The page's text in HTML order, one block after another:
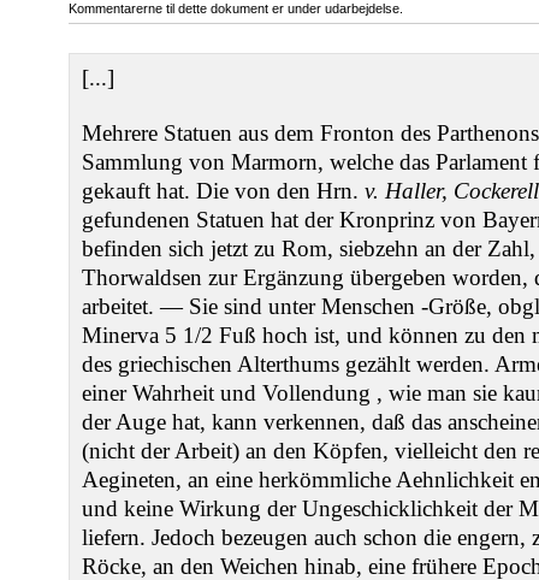
Kommentarerne til dette dokument er under udarbejdelse.
[...]
Mehrere Statuen aus dem Fronton des
Sammlung von Marmorn, welche das Parlament
gekauft hat. Die von den Hrn. v. Haller,
gefundenen Statuen hat der Kronprinz von
befinden sich jetzt zu Rom, siebzehn an der
Thorwaldsen zur Ergänzung übergeben worden,
arbeitet. — Sie sind unter Menschen -Größe,
Minerva 5 1/2 Fuß hoch ist, und können zu den
des griechischen Alterthums gezählt werden.
einer Wahrheit und Vollendung , wie man sie
der Auge hat, kann verkennen, daß das
(nicht der Arbeit) an den Köpfen, vielleicht den
Aegineten, an eine herkömmliche Aehnlichkeit
und keine Wirkung der Ungeschicklichkeit der
liefern. Jedoch bezeugen auch schon die engern,
Röcke, an den Weichen hinab, eine frühere